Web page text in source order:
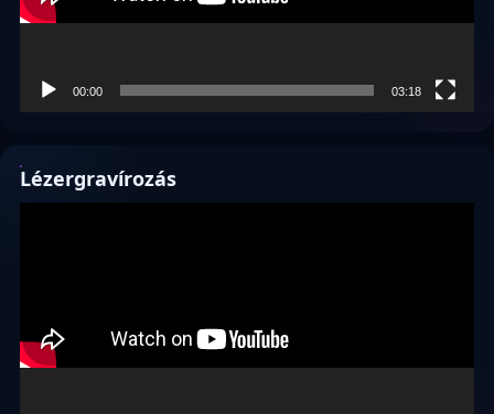
00:00 03:18
Lézergravírozás